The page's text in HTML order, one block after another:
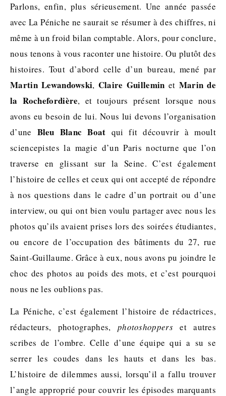
Parlons, enfin, plus sérieusement. Une année passée
avec La Péniche ne saurait se résumer à des chiffres, ni
même à un froid bilan comptable. Alors, pour conclure,
nous tenons à vous raconter une histoire. Ou plutôt des
histoires. Tout d’abord celle d’un bureau, mené par
Martin Lewandowski, Claire Guillemin et Marin de
la Rochefordière, et toujours présent lorsque nous
avons eu besoin de lui. Nous lui devons l’organisation
d’une Bleu Blanc Boat qui fit découvrir à moult
sciencepistes la magie d’un Paris nocturne que l’on
traverse en glissant sur la Seine. C’est également
l’histoire de celles et ceux qui ont accepté de répondre
à nos questions dans le cadre d’un portrait ou d’une
interview, ou qui ont bien voulu partager avec nous les
photos qu’ils avaient prises lors des soirées étudiantes,
ou encore de l’occupation des bâtiments du 27, rue
Saint-Guillaume. Grâce à eux, nous avons pu joindre le
choc des photos au poids des mots, et c’est pourquoi
nous ne les oublions pas.
La Péniche, c’est également l’histoire de rédactrices,
rédacteurs, photographes, photoshopperset autres
scribes de l’ombre. Celle d’une équipe qui a su se
serrer les coudes dans les hauts et dans les bas.
L’histoire de dilemmes aussi, lorsqu’il a fallu trouver
l’angle approprié pour couvrir les épisodes marquants